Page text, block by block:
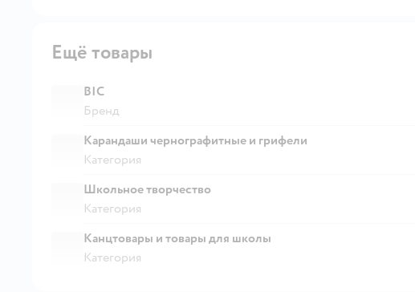
Ещё товары
BIC
Бренд
Карандаши чернографитные и грифели
Категория
Школьное творчество
Категория
Канцтовары и товары для школы
Категория